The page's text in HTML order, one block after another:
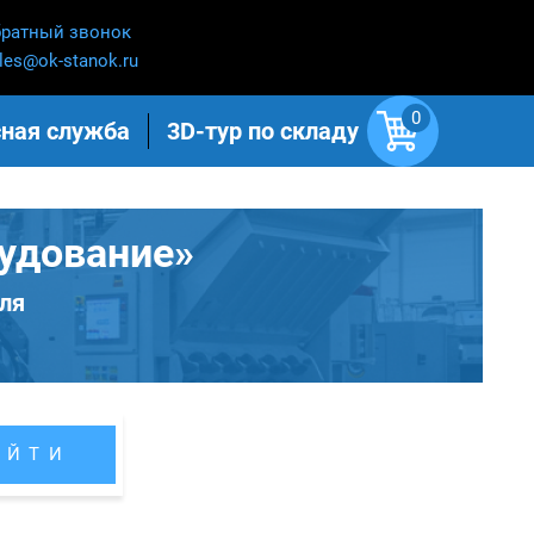
звонок
stanok.ru
служба 3D-тур по складу 0